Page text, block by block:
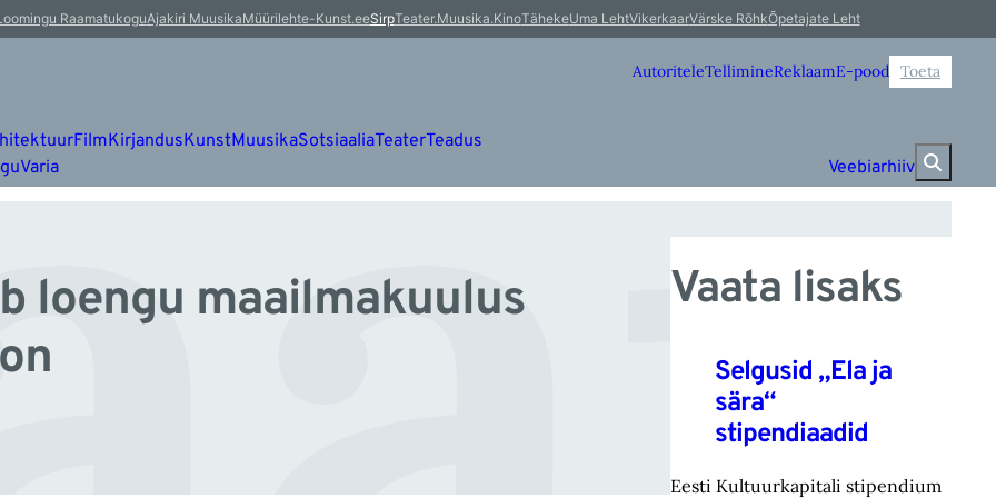
RaamatukoguAjakiri MuusikaMüürilehte-Kunst.eeSirpTeater.Muusika.KinoTähekeUma LehtVikerkaarVärske RõhkÕpetajate Leht
AutoriteleTellimineReklaamE-pood Toeta
FilmKirjandusKunstMuusikaSotsiaaliaTeaterTeadus
Varia Veebiarhiiv
loengu maailmakuulus
Vaata lisaks
Selgusid „Ela ja
sära“
stipendiaadid
Eesti Kultuurkapitali stipendium